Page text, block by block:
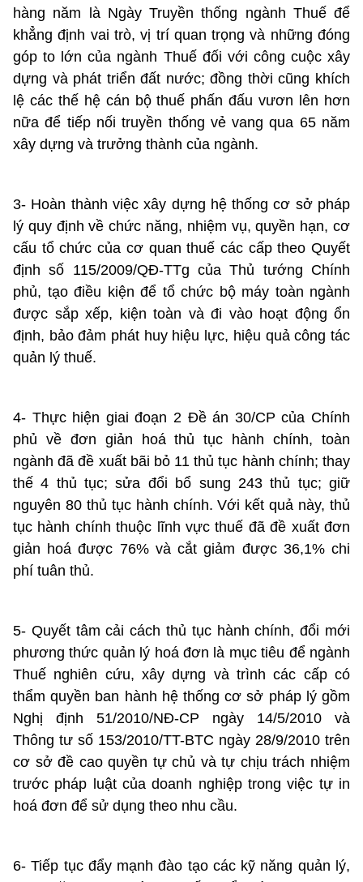
hàng năm là Ngày Truyền thống ngành Thuế để
khẳng định vai trò, vị trí quan trọng và những đóng
góp to lớn của ngành Thuế đối với công cuộc xây
dựng và phát triển đất nước; đồng thời cũng khích
lệ các thế hệ cán bộ thuế phấn đấu vươn lên hơn
nữa để tiếp nối truyền thống vẻ vang qua 65 năm
xây dựng và trưởng thành của ngành.
3- Hoàn thành việc xây dựng hệ thống cơ sở pháp
lý quy định về chức năng, nhiệm vụ, quyền hạn, cơ
cấu tổ chức của cơ quan thuế các cấp theo Quyết
định số 115/2009/QĐ-TTg của Thủ tướng Chính
phủ, tạo điều kiện để tổ chức bộ máy toàn ngành
được sắp xếp, kiện toàn và đi vào hoạt động ổn
định, bảo đảm phát huy hiệu lực, hiệu quả công tác
quản lý thuế.
4- Thực hiện giai đoạn 2 Đề án 30/CP của Chính
phủ về đơn giản hoá thủ tục hành chính, toàn
ngành đã đề xuất bãi bỏ 11 thủ tục hành chính; thay
thế 4 thủ tục; sửa đổi bổ sung 243 thủ tục; giữ
nguyên 80 thủ tục hành chính. Với kết quả này, thủ
tục hành chính thuộc lĩnh vực thuế đã đề xuất đơn
giản hoá được 76% và cắt giảm được 36,1% chi
phí tuân thủ.
5- Quyết tâm cải cách thủ tục hành chính, đổi mới
phương thức quản lý hoá đơn là mục tiêu để ngành
Thuế nghiên cứu, xây dựng và trình các cấp có
thẩm quyền ban hành hệ thống cơ sở pháp lý gồm
Nghị định 51/2010/NĐ-CP ngày 14/5/2010 và
Thông tư số 153/2010/TT-BTC ngày 28/9/2010 trên
cơ sở đề cao quyền tự chủ và tự chịu trách nhiệm
trước pháp luật của doanh nghiệp trong việc tự in
hoá đơn để sử dụng theo nhu cầu.
6- Tiếp tục đẩy mạnh đào tạo các kỹ năng quản lý,